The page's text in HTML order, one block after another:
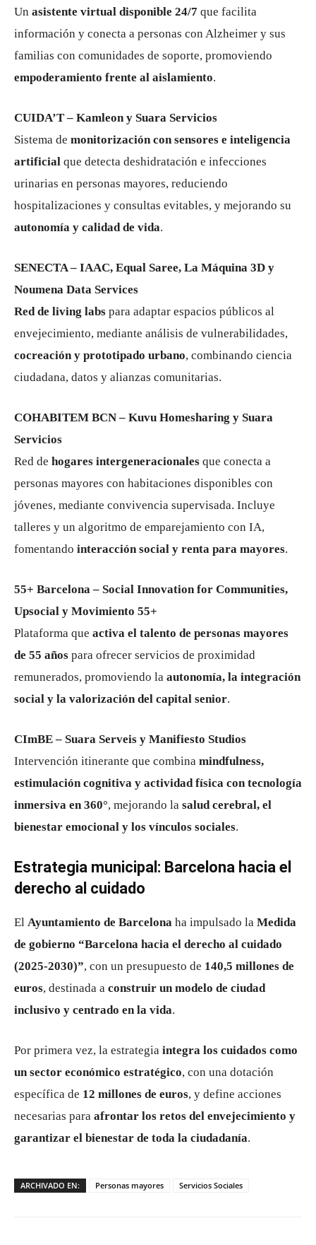
Un asistente virtual disponible 24/7 que facilita
información y conecta a personas con Alzheimer y sus
familias con comunidades de soporte, promoviendo
empoderamiento frente al aislamiento.
CUIDA’T – Kamleon y Suara Servicios
Sistema de monitorización con sensores e inteligencia
artificial que detecta deshidratación e infecciones
urinarias en personas mayores, reduciendo
hospitalizaciones y consultas evitables, y mejorando su
autonomía y calidad de vida.
SENECTA – IAAC, Equal Saree, La Máquina 3D y
Noumena Data Services
Red de living labs para adaptar espacios públicos al
envejecimiento, mediante análisis de vulnerabilidades,
cocreación y prototipado urbano, combinando ciencia
ciudadana, datos y alianzas comunitarias.
COHABITEM BCN – Kuvu Homesharing y Suara
Servicios
Red de hogares intergeneracionales que conecta a
personas mayores con habitaciones disponibles con
jóvenes, mediante convivencia supervisada. Incluye
talleres y un algoritmo de emparejamiento con IA,
fomentando interacción social y renta para mayores.
55+ Barcelona – Social Innovation for Communities,
Upsocial y Movimiento 55+
Plataforma que activa el talento de personas mayores
de 55 años para ofrecer servicios de proximidad
remunerados, promoviendo la autonomía, la integración
social y la valorización del capital senior.
CImBE – Suara Serveis y Manifiesto Studios
Intervención itinerante que combina mindfulness,
estimulación cognitiva y actividad física con tecnología
inmersiva en 360°, mejorando la salud cerebral, el
bienestar emocional y los vínculos sociales.
Estrategia municipal: Barcelona hacia el
derecho al cuidado
El Ayuntamiento de Barcelona ha impulsado la Medida
de gobierno “Barcelona hacia el derecho al cuidado
(2025-2030)”, con un presupuesto de 140,5 millones de
euros, destinada a construir un modelo de ciudad
inclusivo y centrado en la vida.
Por primera vez, la estrategia integra los cuidados como
un sector económico estratégico, con una dotación
específica de 12 millones de euros, y define acciones
necesarias para afrontar los retos del envejecimiento y
garantizar el bienestar de toda la ciudadanía.
ARCHIVADO EN: Personas mayores Servicios Sociales